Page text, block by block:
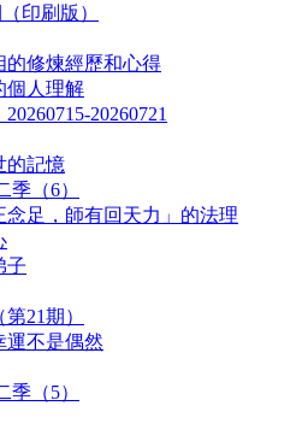
印刷版）
的修煉經歷和心得
個人理解
20260721
的記憶
季（6）
足，師有回天力」的法理
子
21期）
運不是偶然
季（5）